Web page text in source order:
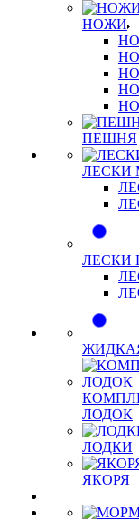
НОЖИ
ПЕШНЯ
ЛЕСКИ
ЛЕСКИ
ЛОДОК
ЛОДКИ
ЯКОРЯ